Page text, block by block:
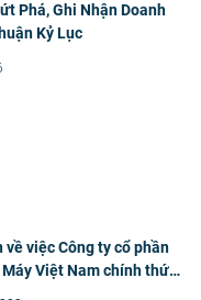
Phá, Ghi Nhận Doanh
Kỷ Lục
về việc Công ty cổ phần
Việt Nam chính thức